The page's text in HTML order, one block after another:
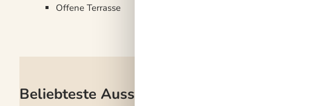
Offene Terrasse
Beliebteste Ausstattungen